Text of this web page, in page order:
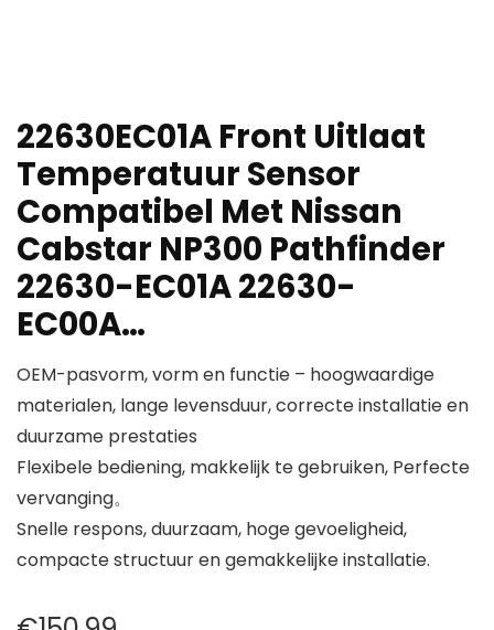
22630EC01A Front Uitlaat
Temperatuur Sensor
Compatibel Met Nissan
Cabstar NP300 Pathfinder
22630-EC01A 22630-
EC00A…
OEM-pasvorm, vorm en functie – hoogwaardige
materialen, lange levensduur, correcte installatie en
duurzame prestaties
Flexibele bediening, makkelijk te gebruiken, Perfecte
vervanging。
Snelle respons, duurzaam, hoge gevoeligheid,
compacte structuur en gemakkelijke installatie.